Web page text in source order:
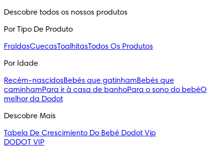
Descobre todos os nossos produtos
Por Tipo De Produto
FraldasCuecasToalhitasTodos Os Produtos
Por Idade
Recém-nascidosBebés que gatinhamBebés que
caminhamPara ir à casa de banhoPara o sono do bebéO
melhor da Dodot
Descobre Mais
Tabela De Crescimiento Do Bebé Dodot Vip
DODOT VIP